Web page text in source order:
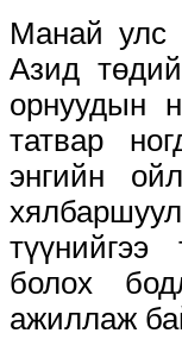
Манай улс
Азид
орнуудын
татвар
энгийн
түүнийгээ
болох
ажиллаж